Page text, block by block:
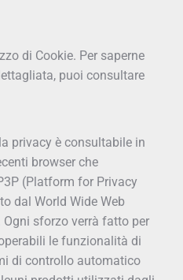
di Cookie. Per saperne
puoi consultare
privacy è consultabile in
browser che
(Platform for Privacy
dal World Wide Web
Ogni sforzo verrà fatto per
le funzionalità di
di controllo automatico